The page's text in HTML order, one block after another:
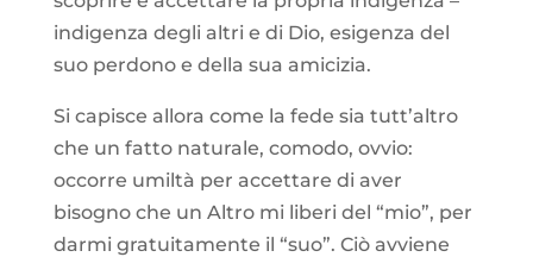
indigenza degli altri e di Dio, esigenza del
suo perdono e della sua amicizia.
Si capisce allora come la fede sia tutt’altro
che un fatto naturale, comodo, ovvio:
occorre umiltà per accettare di aver
bisogno che un Altro mi liberi del “mio”, per
darmi gratuitamente il “suo”. Ciò avviene